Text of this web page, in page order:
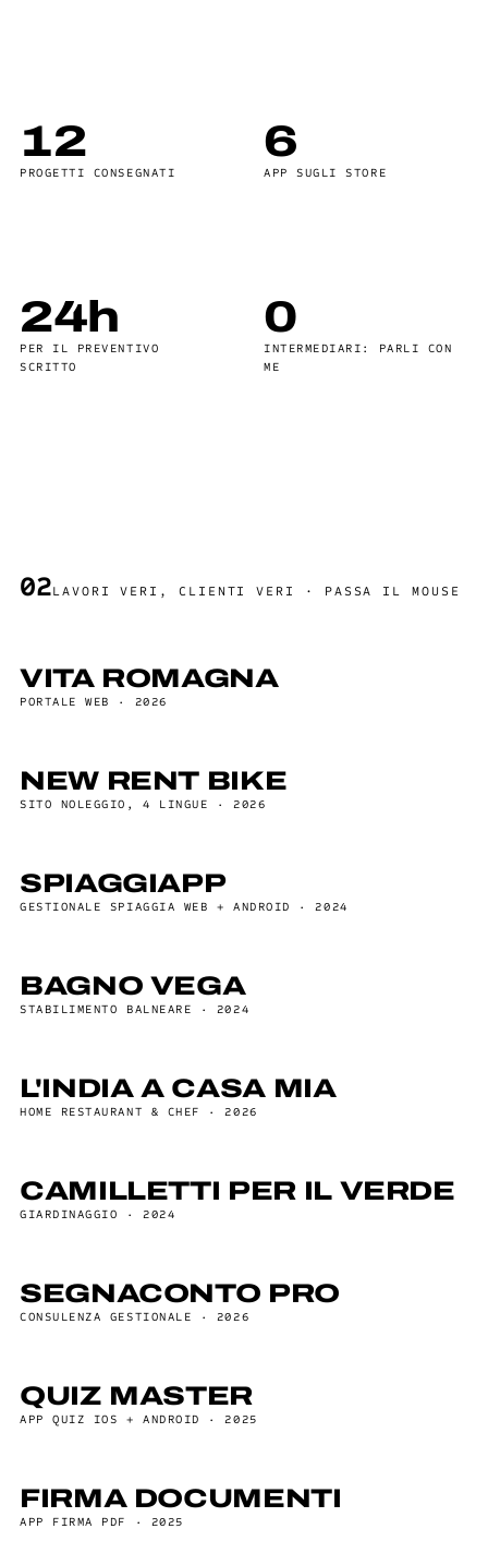
12
PROGETTI CONSEGNATI
6
APP SUGLI STORE
24h
PER IL PREVENTIVO
SCRITTO
0
INTERMEDIARI: PARLI CON
ME
02LAVORI VERI, CLIENTI VERI · PASSA IL MOUSE
VITA ROMAGNA
PORTALE WEB · 2026
NEW RENT BIKE
SITO NOLEGGIO, 4 LINGUE · 2026
SPIAGGIAPP
GESTIONALE SPIAGGIA WEB + ANDROID · 2024
BAGNO VEGA
STABILIMENTO BALNEARE · 2024
L'INDIA A CASA MIA
HOME RESTAURANT & CHEF · 2026
CAMILLETTI PER IL VERDE
GIARDINAGGIO · 2024
SEGNACONTO PRO
CONSULENZA GESTIONALE · 2026
QUIZ MASTER
APP QUIZ IOS + ANDROID · 2025
FIRMA DOCUMENTI
APP FIRMA PDF · 2025